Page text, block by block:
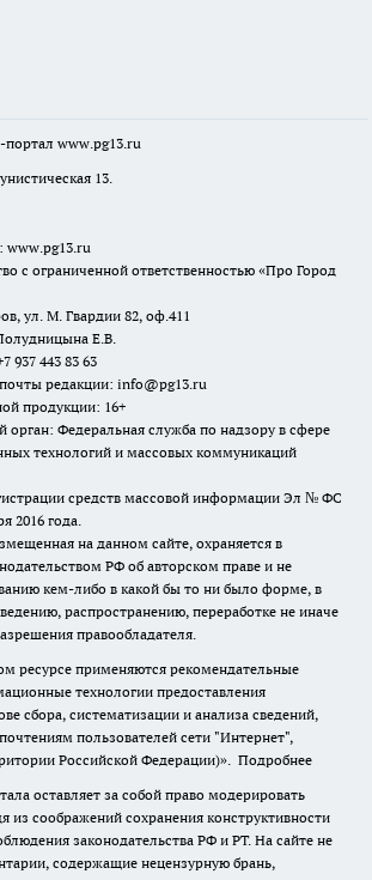
портал www.pg13.ru
13.
www.pg13.ru
с ограниченной ответственностью «Про Город
ул. М. Гвардии 82, оф.411
Е.В.
937 443 83 63
редакции: info@pg13.ru
продукции: 16+
орган: Федеральная служба по надзору в сфере
технологий и массовых коммуникаций
средств массовой информации Эл № ФС
2016 года.
на данном сайте, охраняется в
РФ об авторском праве и не
кем-либо в какой бы то ни было форме, в
распространению, переработке не иначе
правообладателя.
ресурсе применяются рекомендательные
технологии предоставления
сбора, систематизации и анализа сведений,
пользователей сети "Интернет",
Российской Федерации)». Подробнее
оставляет за собой право модерировать
из соображений сохранения конструктивности
законодательства РФ и РТ. На сайте не
содержащие нецензурную брань,